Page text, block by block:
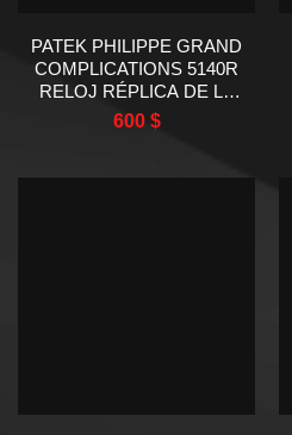
PATEK PHILIPPE GRAND
COMPLICATIONS 5140R
RELOJ RÉPLICA DE LA
MEJOR CALIDAD 39MM
600 $